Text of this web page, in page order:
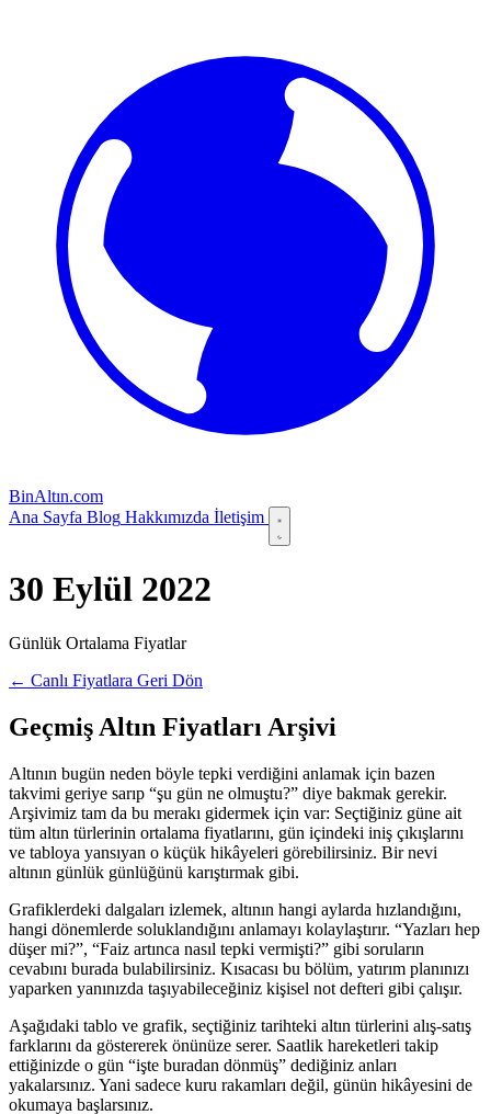
BinAltın.com
Ana Sayfa Blog Hakkımızda İletişim
30 Eylül 2022
Günlük Ortalama Fiyatlar
← Canlı Fiyatlara Geri Dön
Geçmiş Altın Fiyatları Arşivi
Altının bugün neden böyle tepki verdiğini anlamak için bazen
takvimi geriye sarıp “şu gün ne olmuştu?” diye bakmak gerekir.
Arşivimiz tam da bu merakı gidermek için var: Seçtiğiniz güne ait
tüm altın türlerinin ortalama fiyatlarını, gün içindeki iniş çıkışlarını
ve tabloya yansıyan o küçük hikâyeleri görebilirsiniz. Bir nevi
altının günlük günlüğünü karıştırmak gibi.
Grafiklerdeki dalgaları izlemek, altının hangi aylarda hızlandığını,
hangi dönemlerde soluklandığını anlamayı kolaylaştırır. “Yazları hep
düşer mi?”, “Faiz artınca nasıl tepki vermişti?” gibi soruların
cevabını burada bulabilirsiniz. Kısacası bu bölüm, yatırım planınızı
yaparken yanınızda taşıyabileceğiniz kişisel not defteri gibi çalışır.
Aşağıdaki tablo ve grafik, seçtiğiniz tarihteki altın türlerini alış-satış
farklarını da göstererek önünüze serer. Saatlik hareketleri takip
ettiğinizde o gün “işte buradan dönmüş” dediğiniz anları
yakalarsınız. Yani sadece kuru rakamları değil, günün hikâyesini de
okumaya başlarsınız.